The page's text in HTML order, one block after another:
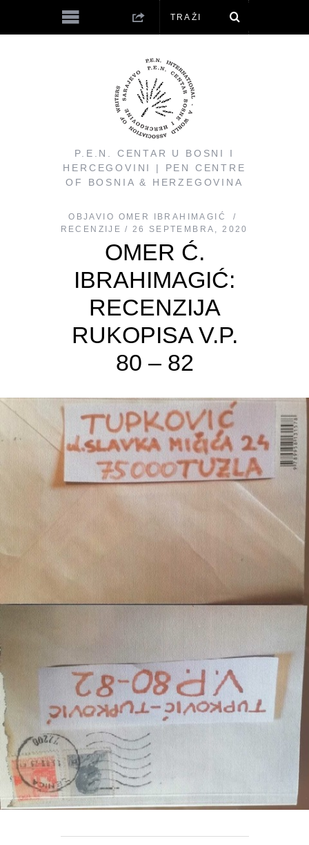
P.E.N. CENTAR U BOSNI I
HERCEGOVINI | PEN CENTRE
OF BOSNIA & HERZEGOVINA
OBJAVIO OMER IBRAHIMAGIĆ
RECENZIJE
26 SEPTEMBRA, 2020
OMER Ć.
IBRAHIMAGIĆ:
RECENZIJA
RUKOPISA V.P.
80 – 82